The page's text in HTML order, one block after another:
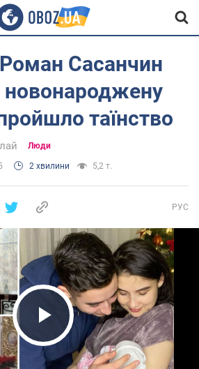
Сасанчин
новонароджену
таїнство
Люди
2 хвилини 5,2 т.
РУС
Play Video